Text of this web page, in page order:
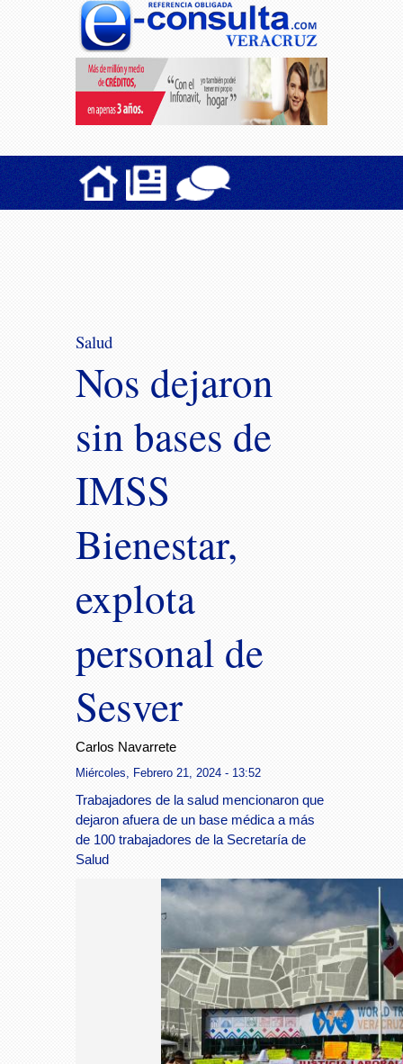
Salud
Nos dejaron
sin bases de
IMSS
Bienestar,
explota
personal de
Sesver
Carlos Navarrete
Miércoles, Febrero 21, 2024 - 13:52
Trabajadores de la salud mencionaron que
dejaron afuera de un base médica a más
de 100 trabajadores de la Secretaría de
Salud